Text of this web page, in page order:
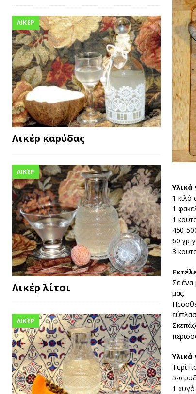
Υλικά
1 κιλό
1
1
450-
60 γρ
3
Σε ένα
μας.
Υλικά
Τυρί
5-6
1 αυγό
ΛΙΚΈΡ
Λικέρ καρύδας
ΛΙΚΈΡ
Λικέρ λίτσι
ΛΙΚΈΡ